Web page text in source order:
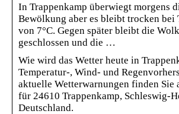
In Trappenkamp überwiegt morgens
Bewölkung aber es bleibt trocken bei
von 7°C. Gegen später bleibt die
geschlossen und die …
Wie wird das Wetter heute in
Temperatur-, Wind- und
aktuelle Wetterwarnungen finden Sie
für 24610 Trappenkamp, Schleswig-
Deutschland.